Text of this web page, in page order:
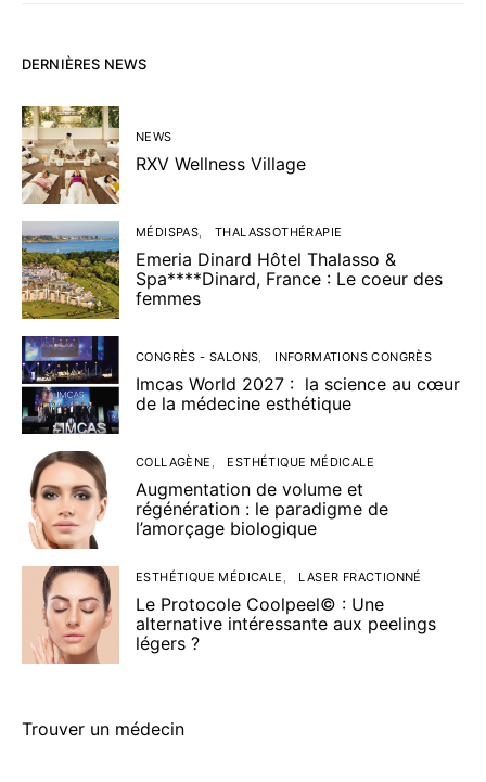
DERNIÈRES NEWS
NEWS
RXV Wellness Village
MÉDISPAS THALASSOTHÉRAPIE
Emeria Dinard Hôtel Thalasso &
Spa****Dinard, France : Le coeur des
femmes
CONGRÈS - SALONS INFORMATIONS CONGRÈS
Imcas World 2027 : la science au cœur
de la médecine esthétique
COLLAGÈNE ESTHÉTIQUE MÉDICALE
Augmentation de volume et
régénération : le paradigme de
l’amorçage biologique
ESTHÉTIQUE MÉDICALE LASER FRACTIONNÉ
Le Protocole Coolpeel© : Une
alternative intéressante aux peelings
légers ?
Trouver un médecin